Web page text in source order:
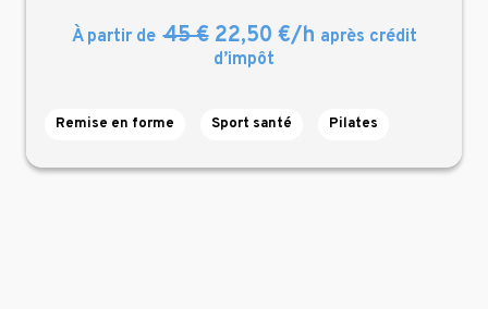
À partir de 45 €22,50 €/h après crédit
d’impôt
Remise en forme Sport santé Pilates